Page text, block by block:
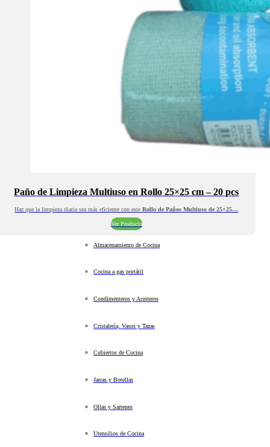
Paño de Limpieza Multiuso en Rollo 25×25 cm – 20 pcs
Haz que la limpieza diaria sea más eficiente con esteRollo de Paños Multiuso de 25×25…
Ver Producto
Almacenamiento de Cocina
Cocina a gas portátil
Condimenteros y Aceiteros
Cristalería, Vasos y Tazas
Cubiertos de Cocina
Jarras y Botellas
Ollas y Sartenes
Utensilios de Cocina